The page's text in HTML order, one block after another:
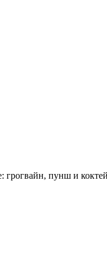
грогвайн, пунш и